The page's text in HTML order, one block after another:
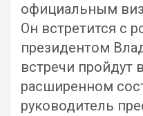
официальным
Он встретится с
президентом
встречи пройдут
расширенном
руководитель